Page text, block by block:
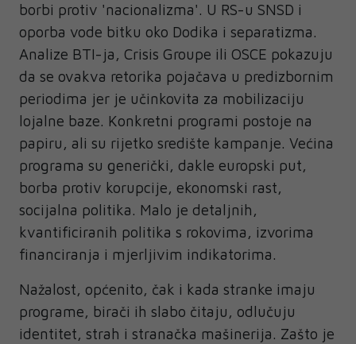
borbi protiv 'nacionalizma'. U RS-u SNSD i
oporba vode bitku oko Dodika i separatizma.
Analize BTI-ja, Crisis Groupe ili OSCE pokazuju
da se ovakva retorika pojačava u predizbornim
periodima jer je učinkovita za mobilizaciju
lojalne baze. Konkretni programi postoje na
papiru, ali su rijetko središte kampanje. Većina
programa su generički, dakle europski put,
borba protiv korupcije, ekonomski rast,
socijalna politika. Malo je detaljnih,
kvantificiranih politika s rokovima, izvorima
financiranja i mjerljivim indikatorima.
Nažalost, općenito, čak i kada stranke imaju
programe, birači ih slabo čitaju, odlučuju
identitet, strah i stranačka mašinerija. Zašto je